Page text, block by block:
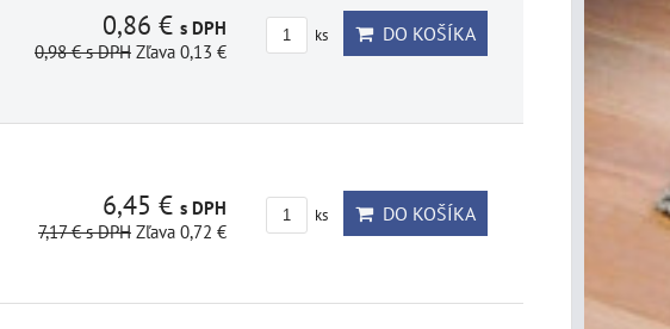
0,86 € s DPH
0,98 €s DPH Zľava 0,13 €
ks DO KOŠÍKA
6,45 € s DPH
7,17 €s DPH Zľava 0,72 €
ks DO KOŠÍKA